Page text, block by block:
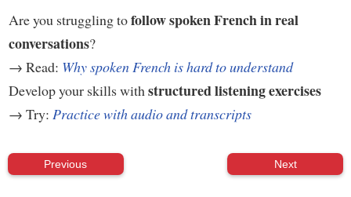
Are you struggling tofollow spoken French in real
conversations?
→ Read: Why spoken French is hard to understand
Develop your skills with structured listening exercises
→ Try: Practice with audio and transcripts
Previous Next